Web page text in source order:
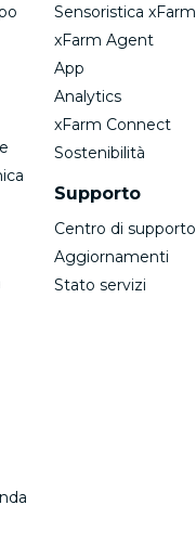
Sensoristica xFarm
xFarm Agent
App
Analytics
xFarm Connect
Sostenibilità
Supporto
Centro di supporto
Aggiornamenti
Stato servizi